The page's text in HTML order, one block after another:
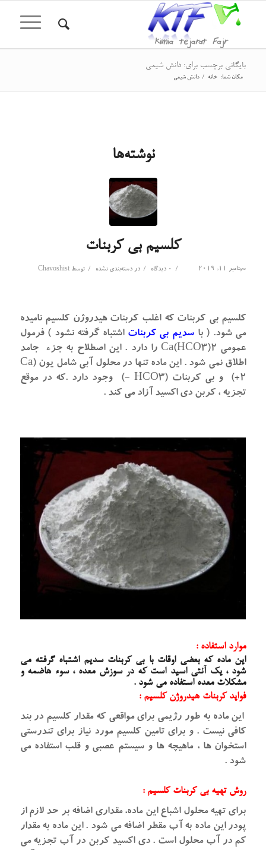
بایگانی برچسب برای: دانش شیمی
مکان شما: خانه / دانش شیمی
نوشته‌ها
کلسیم بی کربنات
سپتامبر 11, 2019 / 0 دیدگاه / دردسته‌بندی نشده / توسطChavoshist
کلسیم بی کربنات که اغلب کربنات هیدروژن کلسیم نامیده
می شود. ( باسدیم بی کربنات اشتباه گرفته نشود ) فرمول
عمومی Ca(HCO3)2 را دارد . این اصطلاح به جزء جامد
اطلاق نمی شود . این ماده تنها در محلول آبی شامل یون (Ca
2+) و بی کربنات (HCO3 -) وجود دارد .که در موقع
تجزیه ، کربن دی اکسید آزاد می کند .
موارد استفاده :
این ماده که بعضی اوقات با بی کربنات سدیم اشتباه گرفته می
شود ، یک آنتی اسید است که در سوزش معده ، سوء هاضمه و
مشکلات معده استفاده می شود .
فوایدکربنات هیدروژن کلسیم :
این ماده به طور رژیمی برای مواقعی که مقدار کلسیم در بند
کافی نیست . و برای تامین کلسیم مورد نیاز برای تندرستی
استخوان ها ، ماهیچه ها و سیستم عصبی و قلب استفاده می
شود .
روش تهیه بی کربنات کلسیم :
برای تهیه محلول اشباع این ماده، مقداری اضافه بر حد لازم از
پودر این ماده به آب مقطر اضافه می شود . این ماده به مقدار
کم در آب محلول است . دی اکسید کربن در آب تجزیه می